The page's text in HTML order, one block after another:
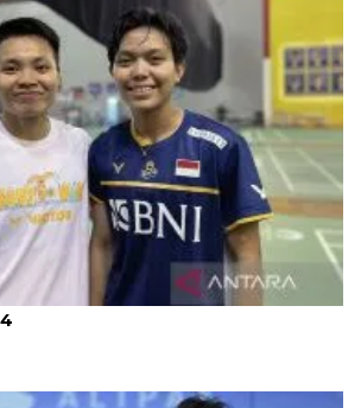
siap berlaga di hari pertama